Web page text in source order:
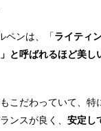
ペンは、「ライティ
と呼ばれるほど美し
こだわっていて、特
ンスが良く、 安定し